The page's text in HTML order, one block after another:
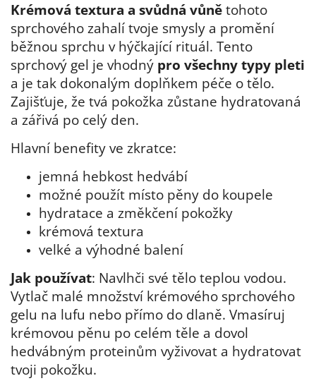
Krémová textura a svůdná vůně tohoto
sprchového zahalí tvoje smysly a promění
běžnou sprchu v hýčkající rituál. Tento
sprchový gel je vhodný pro všechny typy pleti
a je tak dokonalým doplňkem péče o tělo.
Zajišťuje, že tvá pokožka zůstane hydratovaná
a zářivá po celý den.
Hlavní benefity ve zkratce:
jemná hebkost hedvábí
možné použít místo pěny do koupele
hydratace a změkčení pokožky
krémová textura
velké a výhodné balení
Jak používat: Navlhči své tělo teplou vodou.
Vytlač malé množství krémového sprchového
gelu na lufu nebo přímo do dlaně. Vmasíruj
krémovou pěnu po celém těle a dovol
hedvábným proteinům vyživovat a hydratovat
tvoji pokožku.